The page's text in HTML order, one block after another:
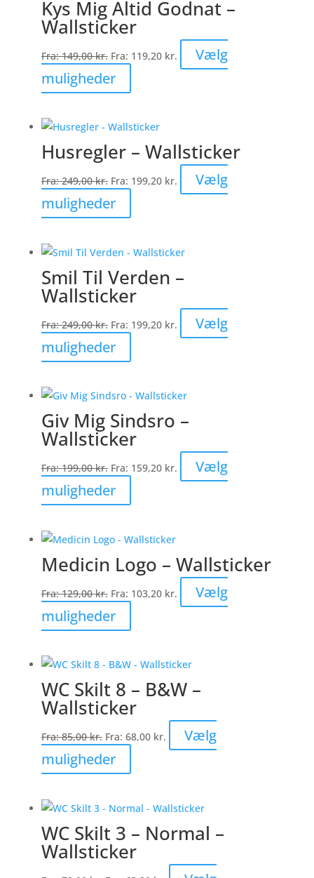
varianter.
Mulighederne
vælges
varesiden
Kys Mig Altid Godnat –
Wallsticker
Fra:149,00kr. Fra: 119,20 kr.
Vælg
muligheder
vare
flere
varianter.
Mulighederne
kan
på
Husregler – Wallsticker
Fra:249,00kr. Fra: 199,20 kr.
Vælg
muligheder
vare
flere
varianter.
Mulighederne
vælges
varesiden
Smil Til Verden –
Wallsticker
Fra:249,00kr. Fra: 199,20 kr.
Vælg
muligheder
vare
flere
varianter.
Mulighederne
vælges
varesiden
Giv Mig Sindsro –
Wallsticker
Fra:199,00kr. Fra: 159,20 kr.
Vælg
muligheder
vare
flere
varianter.
Mulighederne
kan
på
Medicin Logo – Wallsticker
Fra:129,00kr. Fra: 103,20 kr.
Vælg
muligheder
vare
flere
varianter.
Mulighederne
vælges
varesiden
WC Skilt 8 – B&W –
Wallsticker
Fra:85,00kr. Fra: 68,00 kr.
Vælg
muligheder
vare
flere
varianter.
Mulighederne
WC Skilt 3 – Normal –
Wallsticker